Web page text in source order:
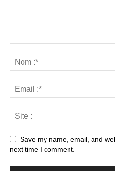
Save my name, email, and
next time I comment.